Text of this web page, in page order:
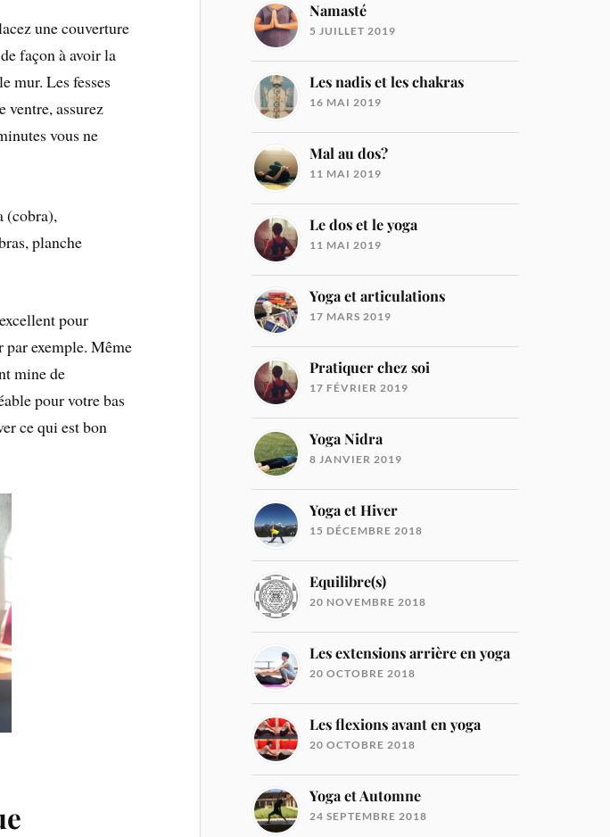
une couverture
façon à avoir la
mur. Les fesses
ventre, assurez
vous ne
(cobra),
planche
pour
par exemple. Même
mine de
pour votre bas
ce qui est bon
Namasté
5 JUILLET 2019
Les nadis et les chakras
16 MAI 2019
Mal au dos?
11 MAI 2019
Le dos et le yoga
11 MAI 2019
Yoga et articulations
17 MARS 2019
Pratiquer chez soi
17 FÉVRIER 2019
Yoga Nidra
8 JANVIER 2019
Yoga et Hiver
15 DÉCEMBRE 2018
Equilibre(s)
20 NOVEMBRE 2018
Les extensions arrière en yoga
20 OCTOBRE 2018
Les flexions avant en yoga
20 OCTOBRE 2018
Yoga et Automne
24 SEPTEMBRE 2018